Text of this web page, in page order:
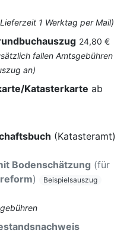
1 Werktag per Mail)
24,80 €
fallen Amtsgebühren
an)
Katasterkarte ab
(Katasteramt)
Bodenschätzung (für
) Beispielsauszug